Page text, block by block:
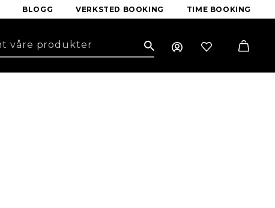
BLOGG VERKSTED BOOKING TIME BOOKING
Search